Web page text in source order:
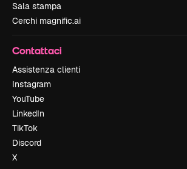
Sala stampa
Cerchi magnific.ai
Contattaci
Assistenza clienti
Instagram
YouTube
LinkedIn
TikTok
Discord
X